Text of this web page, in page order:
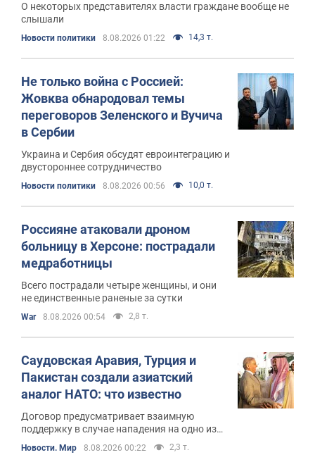
О некоторых представителях власти граждане вообще не
слышали
Новости политики 8.08.2026 01:22 14,3 т.
Не только война с Россией:
Жовква обнародовал темы
переговоров Зеленского и Вучича
в Сербии
Украина и Сербия обсудят евроинтеграцию и
двустороннее сотрудничество
Новости политики 8.08.2026 00:56 10,0 т.
Россияне атаковали дроном
больницу в Херсоне: пострадали
медработницы
Всего пострадали четыре женщины, и они
не единственные раненые за сутки
War 8.08.2026 00:54 2,8 т.
Саудовская Аравия, Турция и
Пакистан создали азиатский
аналог НАТО: что известно
Договор предусматривает взаимную
поддержку в случае нападения на одно из
Новости. Мир 8.08.2026 00:22 2,3 т.